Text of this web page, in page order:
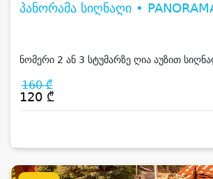
პანორამა სიღნაღი •
ნომერი 2 ან 3 სტუმარზე ღია აუზით
160 ₾
120 ₾